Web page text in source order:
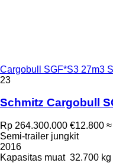
Cargobull SGF*S3 27m3
23
Schmitz Cargobull
Rp 264.300.000 €12.800
Semi-trailer jungkit
2016
Kapasitas muat 32.700 kg